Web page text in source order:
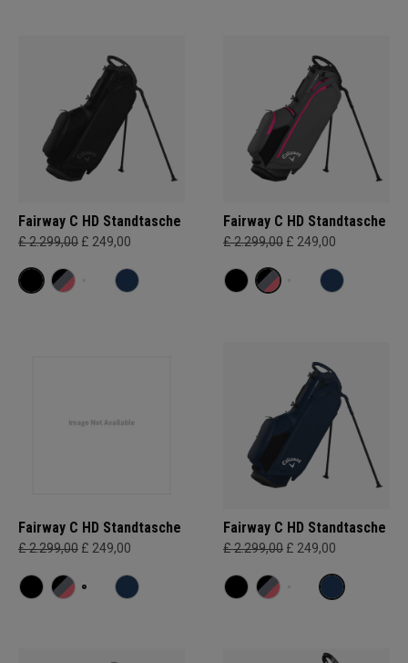
Fairway C HD Standtasche
£ 2.299,00 £ 249,00
Fairway C HD Standtasche
£ 2.299,00 £ 249,00
Fairway C HD Standtasche
£ 2.299,00 £ 249,00
Fairway C HD Standtasche
£ 2.299,00 £ 249,00